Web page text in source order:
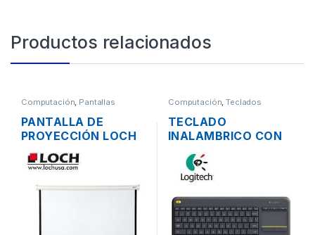
Productos relacionados
Computación, Pantallas
PANTALLA DE
PROYECCIÓN LOCH
MS84 MANUAL
PLEGABLE 177 X
PULGADAS)
Computación,Teclados
TECLADO
INALAMBRICO CON
TOUCHPAD
LOGITECH K400 EN
ESPAÑOL
COLOR NEGRO
MULTIMEDIA